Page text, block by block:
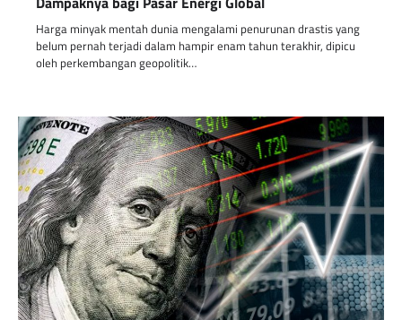
Harga minyak mentah dunia mengalami penurunan drastis yang
belum pernah terjadi dalam hampir enam tahun terakhir, dipicu
oleh perkembangan geopolitik…